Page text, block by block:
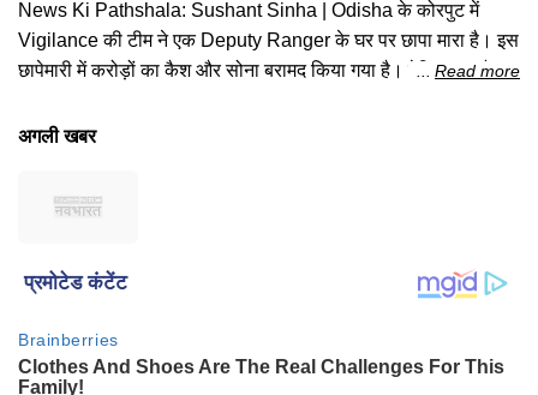
News Ki Pathshala: Sushant Sinha | Odisha के कोरपुट में
Vigilance की टीम ने एक Deputy Ranger के घर पर छापा मारा है। इस
छापेमारी में करोड़ों का कैश और सोना बरामद किया गया है। देखिए क्या है पूरी
#vigilanceraid #deputyranger #forestrangerraid
#hindinews #latestnews #hindinewslatest
Read more
अगली खबर